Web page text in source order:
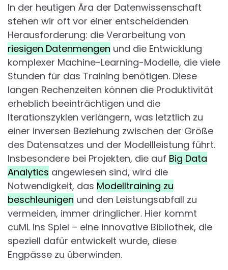
In der heutigen Ära der Datenwissenschaft
stehen wir oft vor einer entscheidenden
Herausforderung: die Verarbeitung von
riesigen Datenmengen und die Entwicklung
komplexer Machine-Learning-Modelle, die viele
Stunden für das Training benötigen. Diese
langen Rechenzeiten können die Produktivität
erheblich beeinträchtigen und die
Iterationszyklen verlängern, was letztlich zu
einer inversen Beziehung zwischen der Größe
des Datensatzes und der Modellleistung führt.
Insbesondere bei Projekten, die auf Big Data
Analytics angewiesen sind, wird die
Notwendigkeit, das Modelltraining zu
beschleunigen und den Leistungsabfall zu
vermeiden, immer dringlicher. Hier kommt
cuML ins Spiel – eine innovative Bibliothek, die
speziell dafür entwickelt wurde, diese
Engpässe zu überwinden.